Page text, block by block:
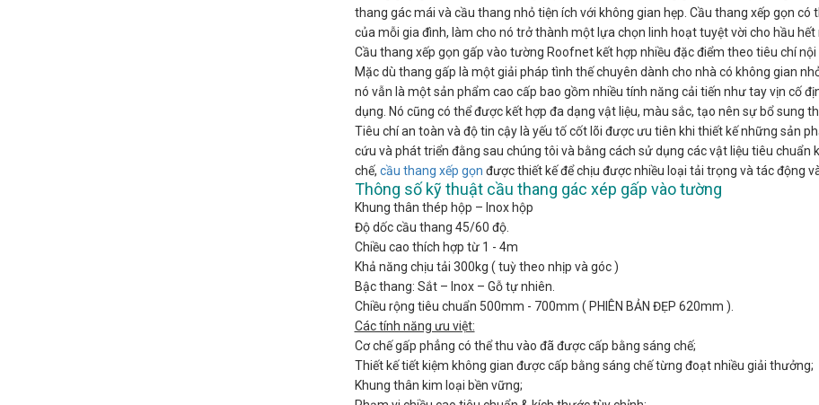
thang gác mái và cầu thang nhỏ tiện ích với không gian hẹp. Cầu thang xếp gọn
của mỗi gia đình, làm cho nó trở thành một lựa chọn linh hoạt tuyệt vời cho hầu hết
Cầu thang xếp gọn gấp vào tường Roofnet kết hợp nhiều đặc điểm theo tiêu chí
Mặc dù thang gấp là một giải pháp tình thế chuyên dành cho nhà có không gian
nó vẫn là một sản phẩm cao cấp bao gồm nhiều tính năng cải tiến như tay vịn cố
dụng. Nó cũng có thể được kết hợp đa dạng vật liệu, màu sắc, tạo nên sự bổ sung
Tiêu chí an toàn và độ tin cậy là yếu tố cốt lõi được ưu tiên khi thiết kế những sản
cứu và phát triển đằng sau chúng tôi và bằng cách sử dụng các vật liệu tiêu chuẩn
chế, cầu thang xếp gọn được thiết kế để chịu được nhiều loại tải trọng và tác động
Thông số kỹ thuật cầu thang gác xép gấp vào tường
Khung thân thép hộp – Inox hộp
Độ dốc cầu thang 45/60 độ.
Chiều cao thích hợp từ 1 - 4m
Khả năng chịu tải 300kg ( tuỳ theo nhịp và góc )
Bậc thang: Sắt – Inox – Gỗ tự nhiên.
Chiều rộng tiêu chuẩn 500mm - 700mm ( PHIÊN BẢN ĐẸP 620mm ).
Các tính năng ưu việt:
Cơ chế gấp phẳng có thể thu vào đã được cấp bằng sáng chế;
Thiết kế tiết kiệm không gian được cấp bằng sáng chế từng đoạt nhiều giải thưởng;
Khung thân kim loại bền vững;